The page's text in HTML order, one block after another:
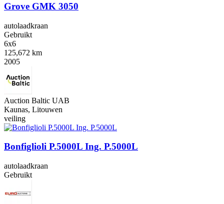
Grove GMK 3050
autolaadkraan
Gebruikt
6x6
125,672 km
2005
Auction Baltic UAB
Kaunas, Litouwen
veiling
Bonfiglioli P.5000L Ing. P.5000L
autolaadkraan
Gebruikt